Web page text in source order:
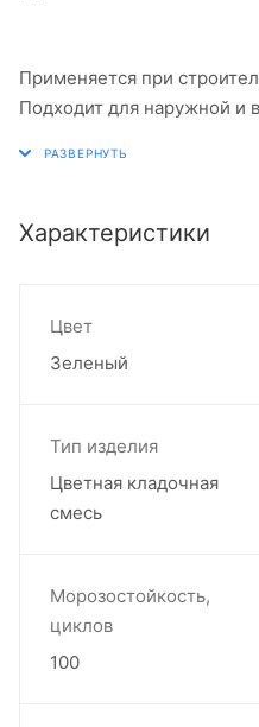
Применяется при
Подходит для наружной и
Характеристики
Цвет
Зеленый
Тип изделия
Цветная кладочная
смесь
Морозостойкость,
циклов
100